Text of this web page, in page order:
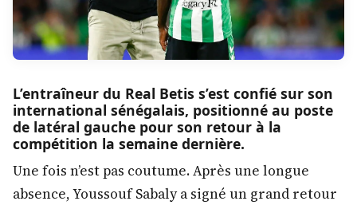
L’entraîneur du Real Betis s’est confié sur son
international sénégalais, positionné au poste
de latéral gauche pour son retour à la
compétition la semaine dernière.
Une fois n’est pas coutume. Après une longue
absence, Youssouf Sabaly a signé un grand retour